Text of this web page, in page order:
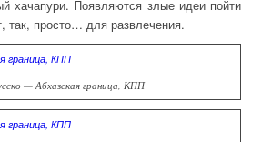
хачапури. Появляются злые идеи пойти
так, просто… для развлечения.
— Абхазская граница, КПП